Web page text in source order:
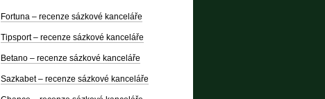
Fortuna – recenze sázkové kanceláře
Tipsport – recenze sázkové kanceláře
Betano – recenze sázkové kanceláře
Sazkabet – recenze sázkové kanceláře